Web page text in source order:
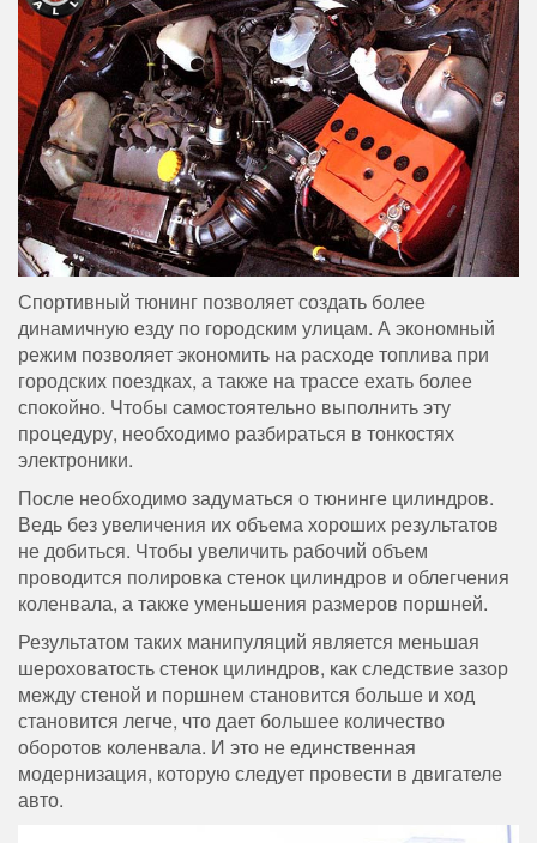
Спортивный тюнинг позволяет создать более
динамичную езду по городским улицам. А экономный
режим позволяет экономить на расходе топлива при
городских поездках, а также на трассе ехать более
спокойно. Чтобы самостоятельно выполнить эту
процедуру, необходимо разбираться в тонкостях
электроники.
После необходимо задуматься о тюнинге цилиндров.
Ведь без увеличения их объема хороших результатов
не добиться. Чтобы увеличить рабочий объем
проводится полировка стенок цилиндров и облегчения
коленвала, а также уменьшения размеров поршней.
Результатом таких манипуляций является меньшая
шероховатость стенок цилиндров, как следствие зазор
между стеной и поршнем становится больше и ход
становится легче, что дает большее количество
оборотов коленвала. И это не единственная
модернизация, которую следует провести в двигателе
авто.